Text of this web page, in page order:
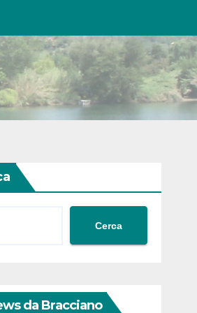
Cerca
da Bracciano